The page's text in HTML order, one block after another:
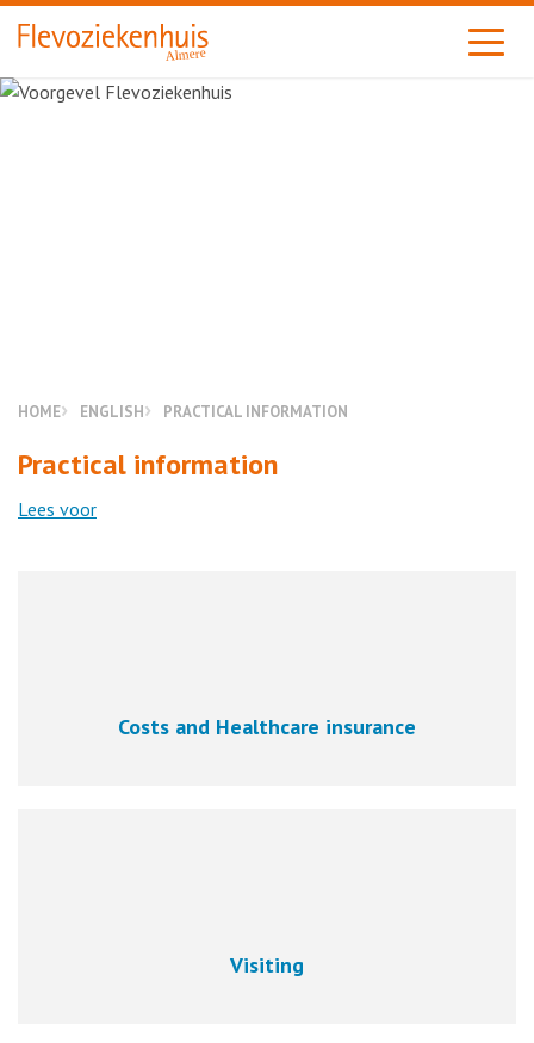
Almere
HOME ENGLISH PRACTICAL INFORMATION
Practical information
Lees voor
Costs and Healthcare insurance
Visiting